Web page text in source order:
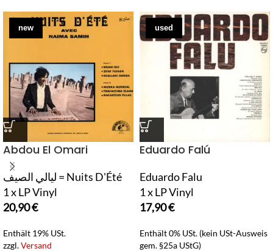
new
Abdou El Omari
ليالي الصيف = Nuits D'Été
1 x LP Vinyl
20,90€
Enthält 19% USt.
zzgl.Versand
used
Eduardo Falú
Eduardo Falu
1 x LP Vinyl
17,90€
Enthält 0% USt. (kein USt-Ausweis
gem. §25a UStG)